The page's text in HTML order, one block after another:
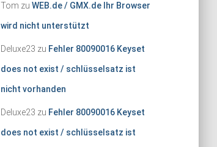
Tom zu WEB.de / GMX.de Ihr Browser
wird nicht unterstützt
Deluxe23 zu Fehler 80090016 Keyset
does not exist / schlüsselsatz ist
nicht vorhanden
Deluxe23 zu Fehler 80090016 Keyset
does not exist / schlüsselsatz ist